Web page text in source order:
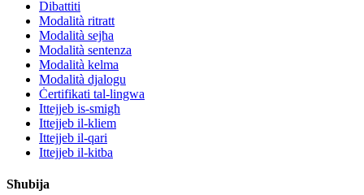
Dibattiti
Modalità ritratt
Modalità sejħa
Modalità sentenza
Modalità kelma
Modalità djalogu
Ċertifikati tal-lingwa
Ittejjeb is-smigħ
Ittejjeb il-kliem
Ittejjeb il-qari
Ittejjeb il-kitba
Sħubija